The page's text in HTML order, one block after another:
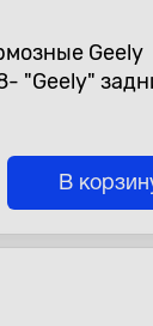
Geely
"Geely"
В